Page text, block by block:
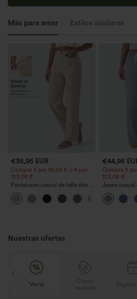
Más para amar Estilos similares
€35,95 EUR
Compra 2 por 61,54 € o 4 por
123,08 €.
Pantalones casual de talle alto y
pierna recta con tacto de lino y
bolsillos
€44,95
Compra 2
123,08 €.
Jeans
cordón y
Nuestras ofertas
Cupón
especial